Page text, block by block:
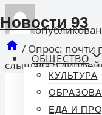
Новости 93
ОБЩЕСТВО
КУЛЬТУРА
ЕДА И
опубликован
/ Опрос: почти
слышала о